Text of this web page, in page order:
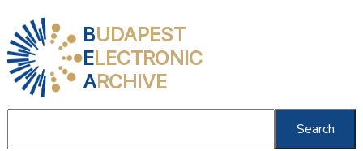
BUDAPEST
ELECTRONIC
ARCHIVE
Search